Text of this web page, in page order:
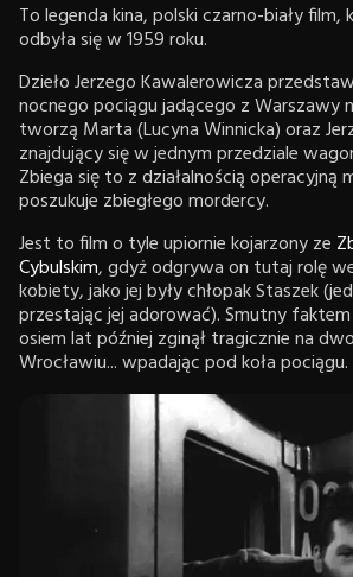
To legenda kina, polski czarno-biały
odbyła się w 1959 roku.
Dzieło Jerzego Kawalerowicza
nocnego pociągu jadącego z Warszawy
tworzą Marta (Lucyna Winnicka) oraz
znajdujący się w jednym przedziale
Zbiega się to z działalnością operacyjną
poszukuje zbiegłego mordercy.
Jest to film o tyle upiornie kojarzony ze
Cybulskim, gdyż odgrywa on tutaj rolę
kobiety, jako jej były chłopak Staszek
przestając jej adorować). Smutny
osiem lat później zginął tragicznie na
Wrocławiu... wpadając pod koła pociągu.